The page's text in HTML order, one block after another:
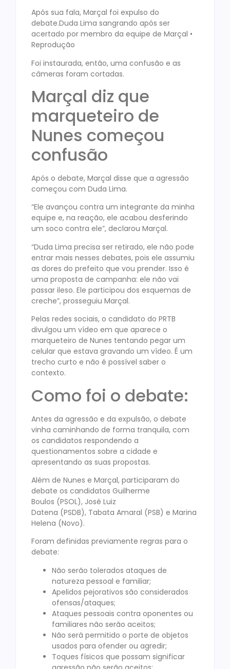
Após sua fala, Marçal foi expulso do
debate.Duda Lima sangrando após ser
acertado por membro da equipe de Marçal •
Reprodução
Foi instaurada, então, uma confusão e as
câmeras foram cortadas.
Marçal diz que
marqueteiro de
Nunes começou
confusão
Após o debate, Marçal disse que a agressão
começou com Duda Lima.
“Ele avançou contra um integrante da minha
equipe e, na reação, ele acabou desferindo
um soco contra ele”, declarou Marçal.
“Duda Lima precisa ser retirado, ele não pode
entrar mais nesses debates, pois ele assumiu
as dores do prefeito que vou prender. Isso é
uma proposta de campanha: ele não vai
passar ileso. Ele participou dos esquemas de
creche”, prosseguiu Marçal.
Pelas redes sociais, o candidato do PRTB
divulgou um vídeo em que aparece o
marqueteiro de Nunes tentando pegar um
celular que estava gravando um vídeo. É um
trecho curto e não é possível saber o
contexto.
Como foi o debate:
Antes da agressão e da expulsão, o debate
vinha caminhando de forma tranquila, com
os candidatos respondendo a
questionamentos sobre a cidade e
apresentando as suas propostas.
Além de Nunes e Marçal, participaram do
debate os candidatos Guilherme
Boulos (PSOL), José Luiz
Datena (PSDB), Tabata Amaral (PSB) e Marina
Helena (Novo).
Foram definidas previamente regras para o
debate:
Não serão tolerados ataques de
natureza pessoal e familiar;
Apelidos pejorativos são considerados
ofensas/ataques;
Ataques pessoais contra oponentes ou
familiares não serão aceitos;
Não será permitido o porte de objetos
usados para ofender ou agredir;
Toques físicos que possam significar